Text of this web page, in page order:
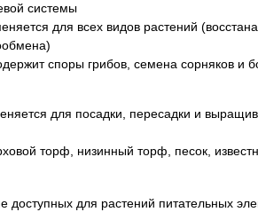
системы
для всех видов растений
споры грибов, семена сорняков и
для посадки, пересадки и
торф, низинный торф, песок,
доступных для растений питательных